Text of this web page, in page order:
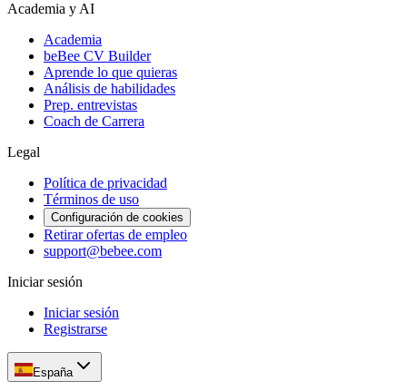
Academia y AI
Academia
beBee CV Builder
Aprende lo que quieras
Análisis de habilidades
Prep. entrevistas
Coach de Carrera
Legal
Política de privacidad
Términos de uso
Configuración de cookies
Retirar ofertas de empleo
support@bebee.com
Iniciar sesión
Iniciar sesión
Registrarse
España